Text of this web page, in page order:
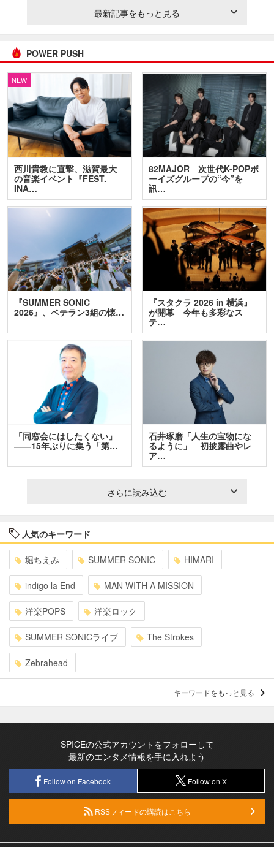
最新記事をもっと見る
POWER PUSH
NEW
西川貴教に直撃、滋賀最大
の音楽イベント『FEST.
INA…
82MAJOR 次世代K-POPボ
ーイズグループの“今”を
訊…
『SUMMER SONIC
2026』、ベテラン3組の懐…
『スタクラ 2026 in 横浜』
が開幕 今年も多彩なス
テ…
「同窓会にはしたくない」
――15年ぶりに集う「第…
石井琢磨「人生の宝物にな
るように」 初披露曲やレ
ア…
さらに読み込む
人気のキーワード
堀ちえみ SUMMER SONIC HIMARI
indigo la End MAN WITH A MISSION
洋楽POPS 洋楽ロック
SUMMER SONICライブ The Strokes
Zebrahead
キーワードをもっと見る
SPICEの公式アカウントをフォローして
最新のエンタメ情報を手に入れよう
Follow on Facebook Follow on X
RSSフィードの購読はこちら